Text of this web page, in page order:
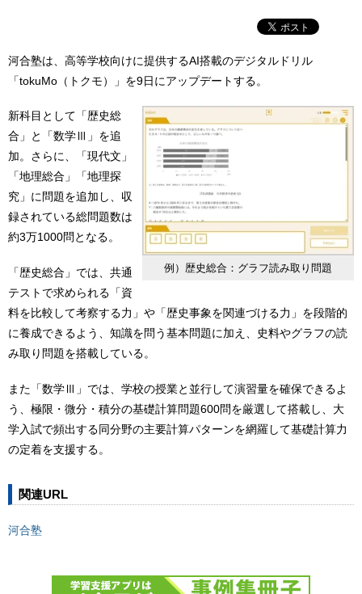
河合塾は、高等学校向けに提供するAI搭載のデジタルドリル
「tokuMo（トクモ）」を9日にアップデートする。
例）歴史総合：グラフ読み取り問題
新科目として「歴史総
合」と「数学Ⅲ」を追
加。さらに、「現代文」
「地理総合」「地理探
究」に問題を追加し、収
録されている総問題数は
約3万1000問となる。
「歴史総合」では、共通
テストで求められる「資
料を比較して考察する力」や「歴史事象を関連づける力」を段階的
に養成できるよう、知識を問う基本問題に加え、史料やグラフの読
み取り問題を搭載している。
また「数学Ⅲ」では、学校の授業と並行して演習量を確保できるよ
う、極限・微分・積分の基礎計算問題600問を厳選して搭載し、大
学入試で頻出する同分野の主要計算パターンを網羅して基礎計算力
の定着を支援する。
関連URL
河合塾